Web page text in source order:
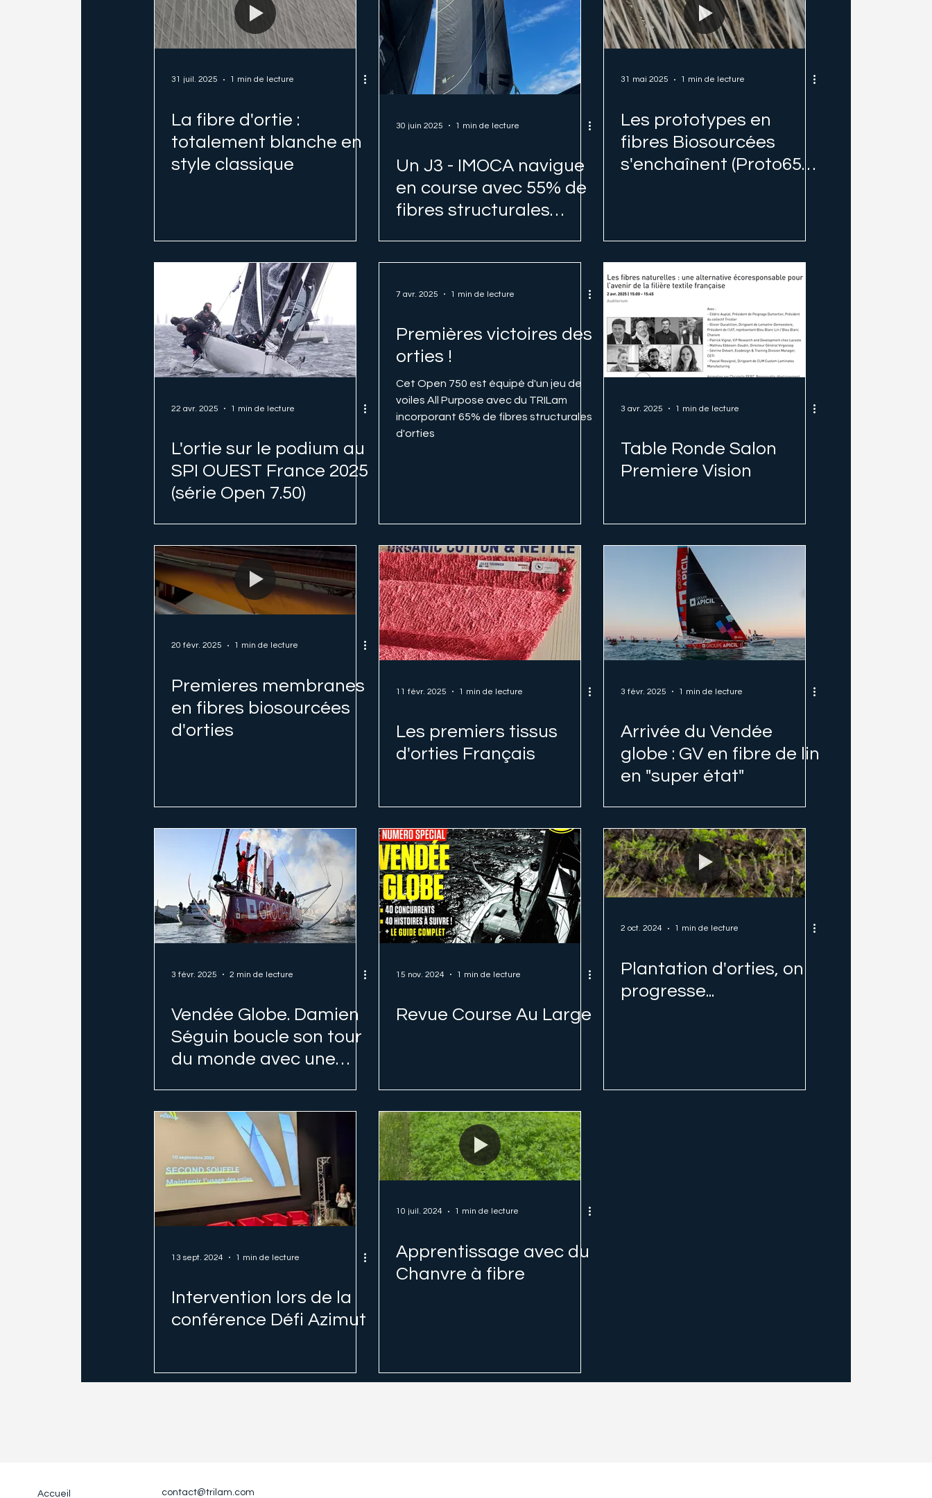
31 juil. 2025 1 min de lecture
La fibre d'ortie :
totalement blanche en
style classique
30 juin 2025 1 min de lecture
Un J3 - IMOCA navigue
en course avec 55% de
fibres structurales
31 mai 2025 1 min de lecture
Les prototypes en
fibres Biosourcées
s'enchaînent (Proto650,
22 avr. 2025 1 min de lecture
L'ortie sur le podium au
SPI OUEST France 2025
(série Open 7.50)
7 avr. 2025 1 min de lecture
Premières victoires des
orties !
Cet Open 750 est équipé d'un jeu de
voiles All Purpose avec du TRILam
incorporant 65% de fibres structurales
d'orties
3 avr. 2025 1 min de lecture
Table Ronde Salon
Premiere Vision
20 févr. 2025 1 min de lecture
Premieres membranes
en fibres biosourcées
d'orties
11 févr. 2025 1 min de lecture
Les premiers tissus
d'orties Français
3 févr. 2025 1 min de lecture
Arrivée du Vendée
globe : GV en fibre de lin
en "super état"
3 févr. 2025 2 min de lecture
Vendée Globe. Damien
Séguin boucle son tour
du monde avec une
15 nov. 2024 1 min de lecture
Revue Course Au Large
2 oct. 2024 1 min de lecture
Plantation d'orties, on
progresse...
13 sept. 2024 1 min de lecture
Intervention lors de la
conférence Défi Azimut
10 juil. 2024 1 min de lecture
Apprentissage avec du
Chanvre à fibre
Accueil contact@trilam.com